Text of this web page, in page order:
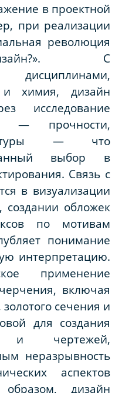
в проектной
при реализации
революция
С
дисциплинами,
химия, дизайн
исследование
— прочности,
— что
выбор в
Связь с
в визуализации
создании обложек
по мотивам
понимание
интерпретацию.
применение
включая
сечения и
для создания
и чертежей,
неразрывность
аспектов
дизайн